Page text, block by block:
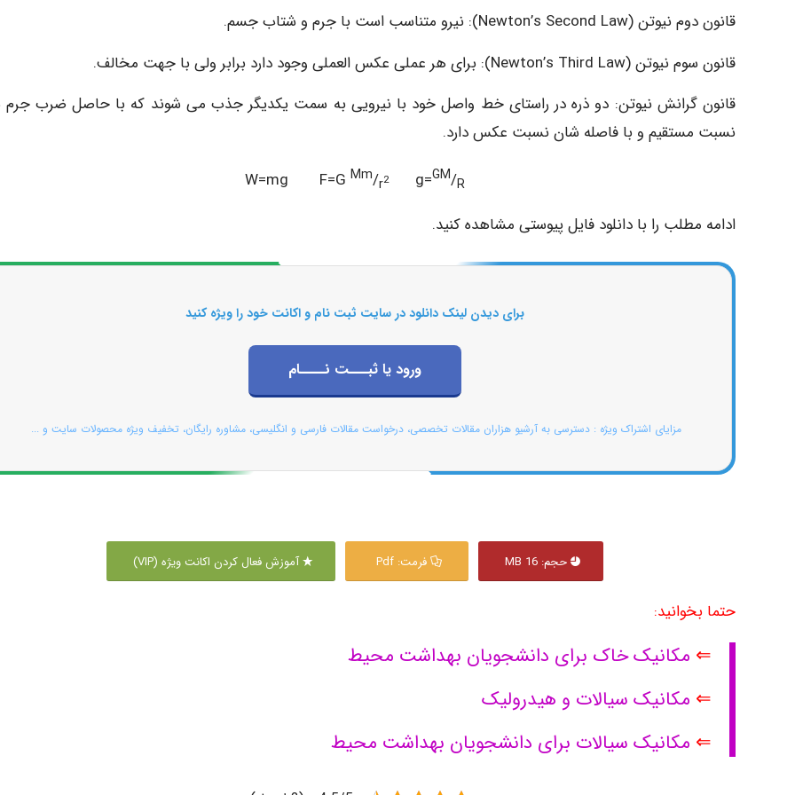
قانون دوم نیوتن (Newton’s Second Law): نیرو متناسب است با جرم و شتاب جسم.
قانون سوم نیوتن (Newton’s Third Law): برای هر عملی عکس العملی وجود دارد برابر ولی با جهت مخالف.
قانون گرانش نیوتن: دو ذره در راستای خط واصل خود با نیرویی به سمت یکدیگر جذب می شوند که با حاصل ضرب
نسبت مستقیم و با فاصله شان نسبت عکس دارد.
W=mg F=GMm/r2 g=GM/R
ادامه مطلب را با دانلود فایل پیوستی مشاهده کنید.
برای دیدن لینک دانلود در سایت ثبت نام و اکانت خود را ویژه کنید
ورود یا ثبـــت نــــام
مزایای اشتراک ویژه : دسترسی به آرشیو هزاران مقالات تخصصی، درخواست مقالات فارسی و انگلیسی، مشاوره رایگان، تخفیف ویژه محصولات سایت و ...
حجم: 16 MB فرمت: Pdf آموزش فعال کردن اکانت ویژه (VIP)
حتما بخوانید:
⇐ مکانیک خاک برای دانشجویان بهداشت محیط
⇐ مکانیک سیالات و هیدرولیک
⇐ مکانیک سیالات برای دانشجویان بهداشت محیط